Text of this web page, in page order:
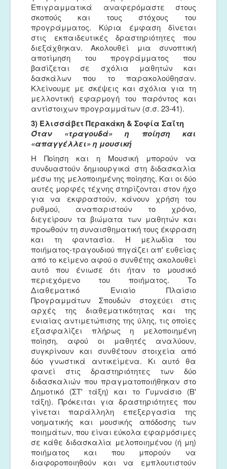
Επιγραμματικά αναφερόμαστε στους
σκοπούς και τους στόχους του
προγράμματος. Κύρια έμφαση δίνεται
στις εκπαιδευτικές δραστηριότητες που
διεξάχθηκαν. Ακολουθεί μια συνοπτική
αποτίμηση του προγράμματος που
βασίζεται σε σχόλια μαθητών και
δασκάλων που το παρακολούθησαν.
Κλείνουμε με σκέψεις και σχόλια για τη
μελλοντική εφαρμογή του παρόντος και
αντίστοιχων προγραμμάτων (σ.σ. 23-41).
3) Ελισσάβετ Περακάκη & Σοφία Σαΐτη
Όταν «τραγουδά» η ποίηση και
«απαγγέλλει» η μουσική
Η Ποίηση και η Μουσική μπορούν να
συνδυαστούν δημιουργικά στη διδασκαλία
μέσω της μελοποιημένης ποίησης. Και οι δύο
αυτές μορφές τέχνης στηρίζονται στον ήχο
για να εκφραστούν, κάνουν χρήση του
ρυθμού, αναπαριστούν το χρόνο,
διεγείρουν τα βιώματα των μαθητών και
προωθούν τη συναισθηματική τους έκφραση
και τη φαντασία. Η μελωδία του
ποιήματος-τραγουδιού πηγάζει απ' ευθείας
από το κείμενο αφού ο συνθέτης ακολουθεί
αυτό που ένιωσε ότι ήταν το μουσικό
περιεχόμενο του ποιήματος. Το
Διαθεματικό Ενιαίο Πλαίσιο
Προγραμμάτων Σπουδών στοχεύει στις
αρχές της διαθεματικότητας και της
ενιαίας αντιμετώπισης της ύλης, τις οποίες
εξασφαλίζει πλήρως η μελοποιημένη
ποίηση, αφού οι μαθητές αναλύουν,
συγκρίνουν και συνθέτουν στοιχεία από
δύο γνωστικά αντικείμενα. Κι αυτό θα
φανεί στις δραστηριότητες των δύο
διδασκαλιών που πραγματοποιήθηκαν στο
Δημοτικό (ΣΤ' τάξη) και το Γυμνάσιο (Β'
τάξη). Πρόκειται για δραστηριότητες που
γίνεται παράλληλη επεξεργασία της
νοηματικής και μουσικής απόδοσης των
ποιημάτων, που είναι εύκολα εφαρμόσιμες
σε κάθε διδασκαλία μελοποιημένου (ή μη)
ποιήματος και που μπορούν να
διαφοροποιηθούν και να εμπλουτιστούν